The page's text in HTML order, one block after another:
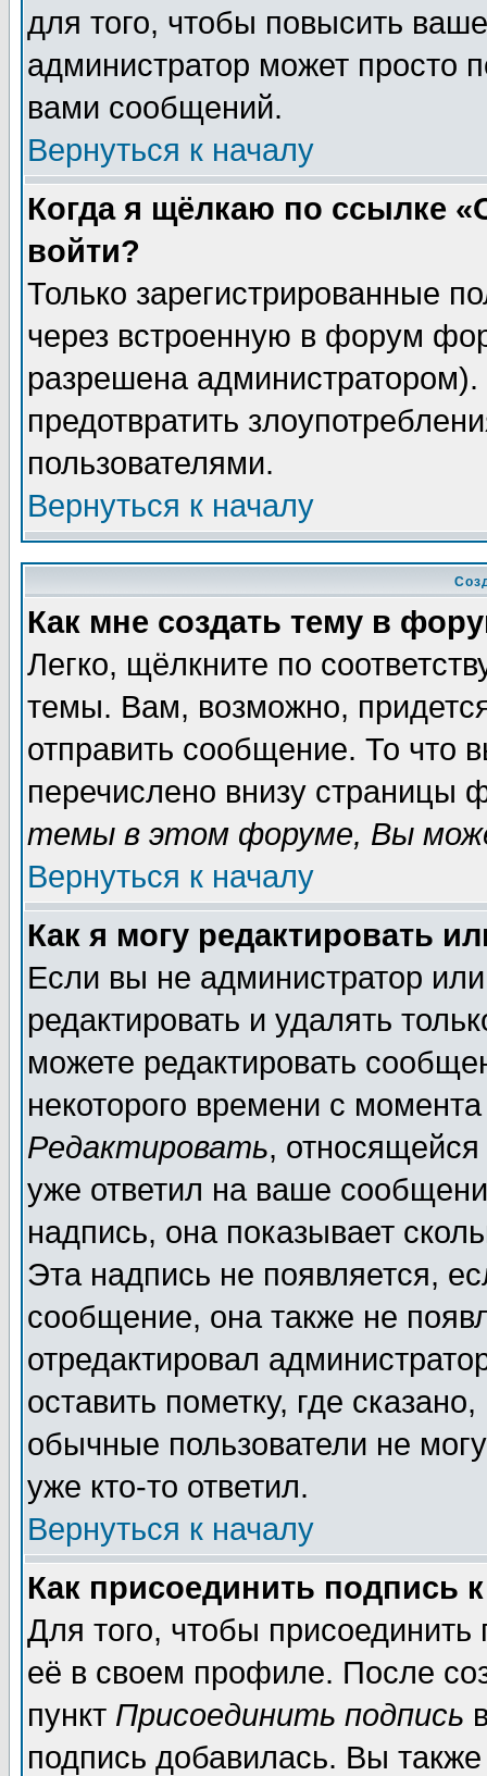
для того, чтобы повысить
администратор может просто
вами сообщений.
Вернуться к началу
Когда я щёлкаю по ссылке
войти?
Только зарегистрированные
через встроенную в форум
разрешена
предотвратить
пользователями.
Вернуться к началу
Как мне создать тему в
Легко, щёлкните по
темы. Вам, возможно,
отправить сообщение. То что
перечислено внизу страницы
темы в этом форуме, Вы
Вернуться к началу
Как я могу редактировать
Если вы не администратор
редактировать и удалять
можете редактировать
некоторого времени с
Редактировать,
уже ответил на ваше
надпись, она показывает
Эта надпись не появляется,
сообщение, она также не
отредактировал
оставить пометку, где
обычные пользователи не
уже кто-то ответил.
Вернуться к началу
Как присоединить подпись
Для того, чтобы
её в своем профиле. После
пункт Присоединить подпись
подпись добавилась. Вы